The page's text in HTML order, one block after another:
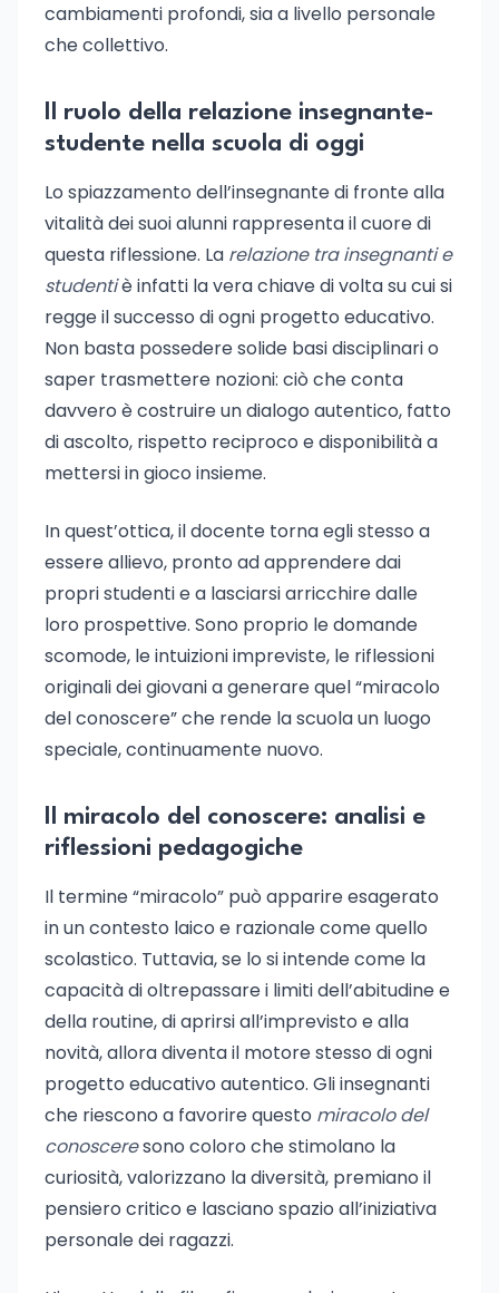
cambiamenti profondi, sia a livello personale
che collettivo.
Il ruolo della relazione insegnante-
studente nella scuola di oggi
Lo spiazzamento dell’insegnante di fronte alla
vitalità dei suoi alunni rappresenta il cuore di
questa riflessione. La relazione tra insegnanti e
studentiè infatti la vera chiave di volta su cui si
regge il successo di ogni progetto educativo.
Non basta possedere solide basi disciplinari o
saper trasmettere nozioni: ciò che conta
davvero è costruire un dialogo autentico, fatto
di ascolto, rispetto reciproco e disponibilità a
mettersi in gioco insieme.
In quest’ottica, il docente torna egli stesso a
essere allievo, pronto ad apprendere dai
propri studenti e a lasciarsi arricchire dalle
loro prospettive. Sono proprio le domande
scomode, le intuizioni impreviste, le riflessioni
originali dei giovani a generare quel “miracolo
del conoscere” che rende la scuola un luogo
speciale, continuamente nuovo.
Il miracolo del conoscere: analisi e
riflessioni pedagogiche
Il termine “miracolo” può apparire esagerato
in un contesto laico e razionale come quello
scolastico. Tuttavia, se lo si intende come la
capacità di oltrepassare i limiti dell’abitudine e
della routine, di aprirsi all’imprevisto e alla
novità, allora diventa il motore stesso di ogni
progetto educativo autentico. Gli insegnanti
che riescono a favorire questo miracolo del
conosceresono coloro che stimolano la
curiosità, valorizzano la diversità, premiano il
pensiero critico e lasciano spazio all’iniziativa
personale dei ragazzi.